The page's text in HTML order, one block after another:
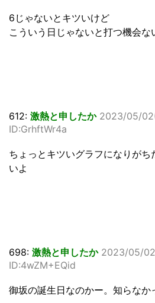
6じゃないとキツいけど
こういう日じゃないと打つ機会な
612: 激熱と申したか 2023/05/
ID:GrhftWr4a
ちょっとキツいグラフになりが
いよ
698: 激熱と申したか 2023/05/
ID:4wZM+EQid
御坂の誕生日なのかー。知らなか